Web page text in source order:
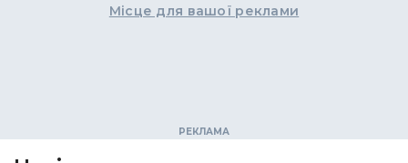
Місце для вашої реклами